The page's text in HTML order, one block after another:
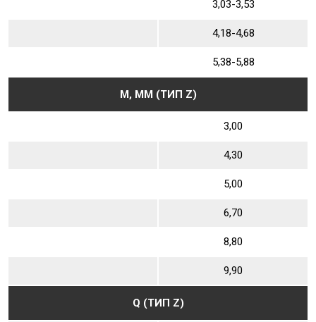
3,03-3,53
4,18-4,68
5,38-5,88
М, ММ (ТИП Z)
3,00
4,30
5,00
6,70
8,80
9,90
Q (ТИП Z)